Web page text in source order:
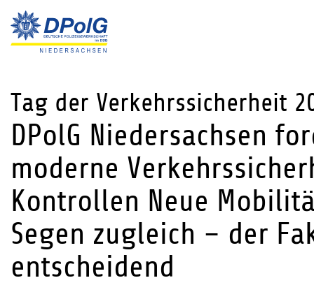
Tag der Verkehrssicherheit
DPolG Niedersachsen
moderne
Kontrollen Neue
Segen zugleich – der
entscheidend